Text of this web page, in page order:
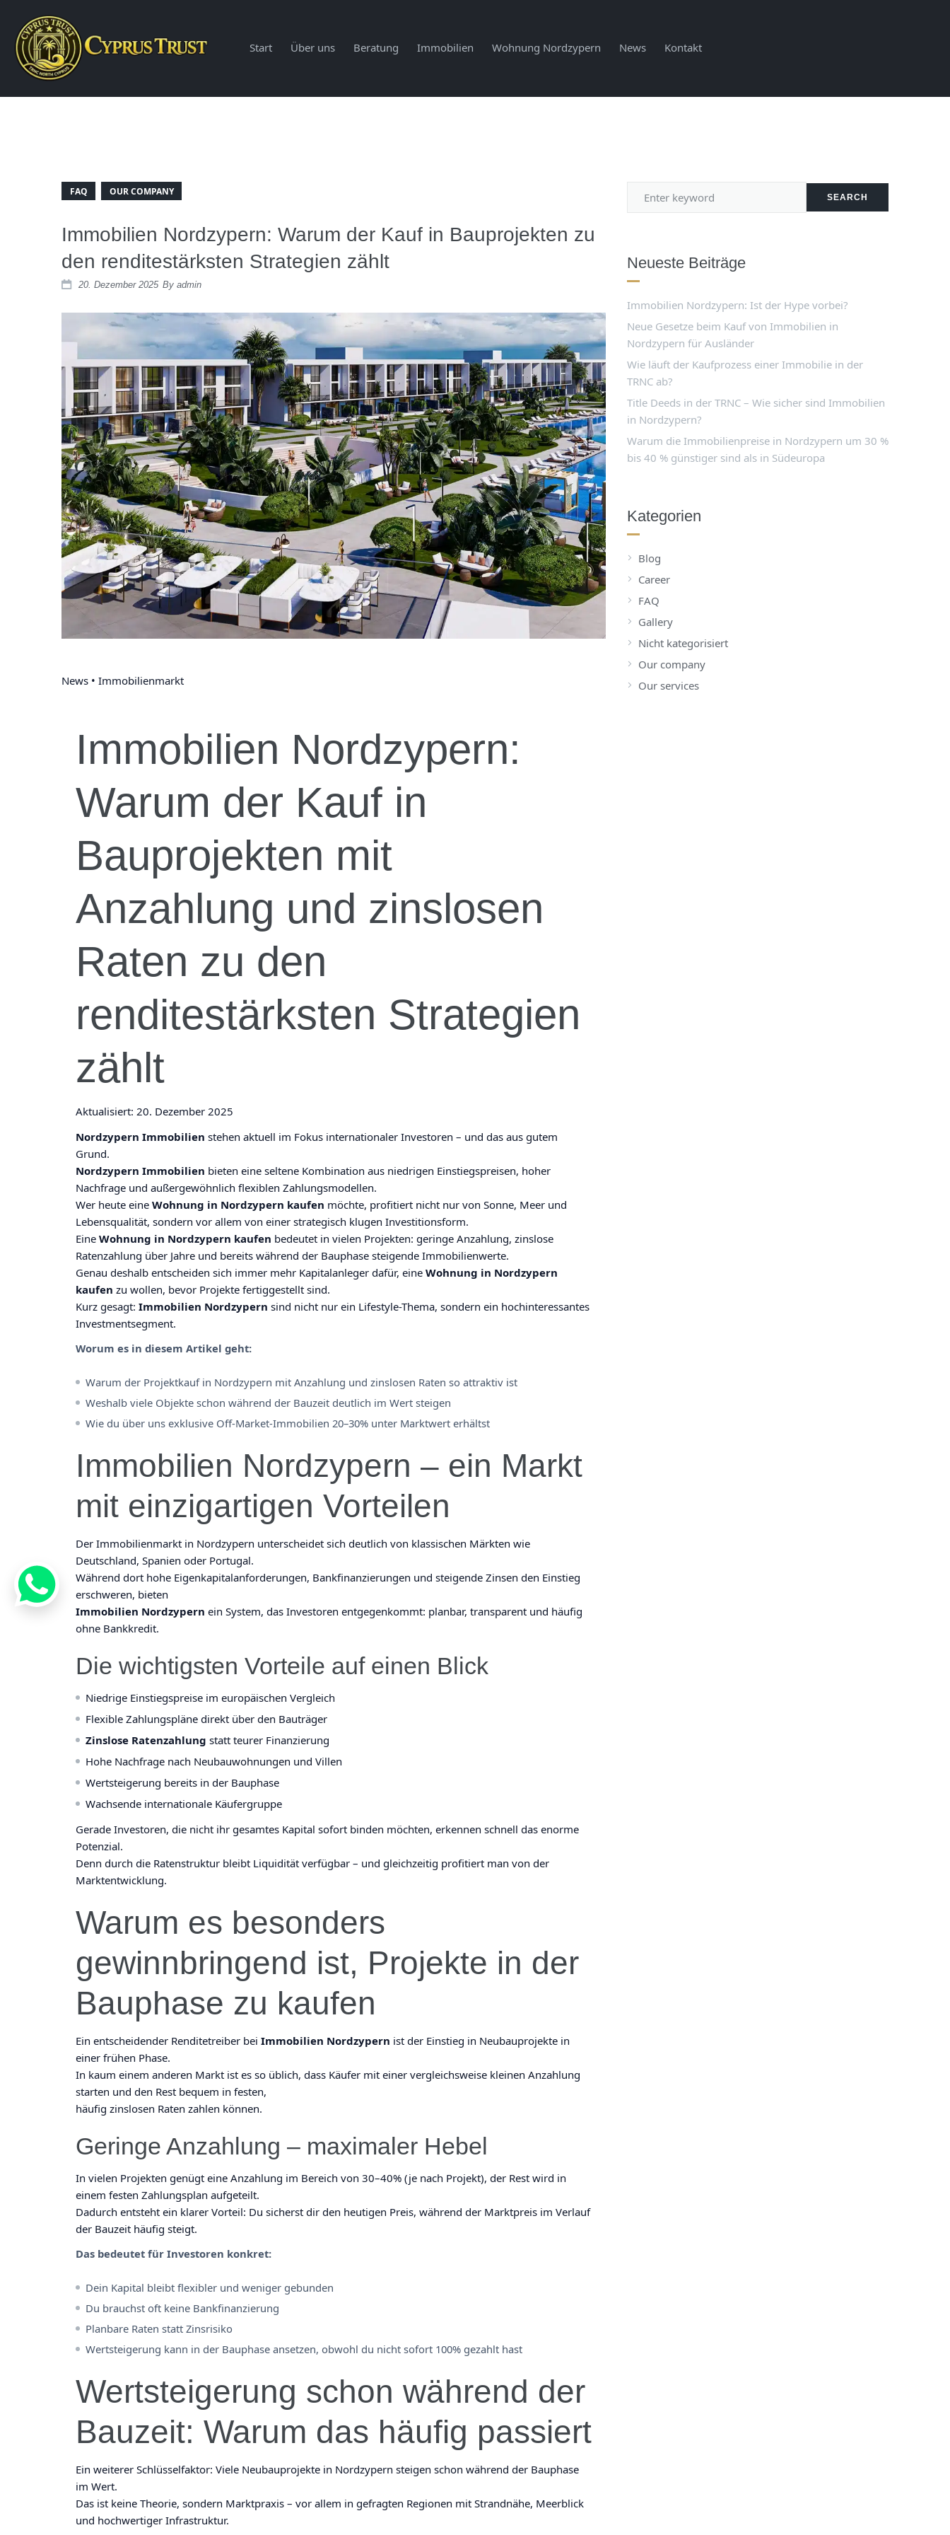
Start Über uns Beratung Immobilien Wohnung Nordzypern News Kontakt
FAQ OUR COMPANY
Immobilien Nordzypern: Warum der Kauf in Bauprojekten zu
den renditestärksten Strategien zählt
20. Dezember 2025 By admin
News • Immobilienmarkt
Immobilien Nordzypern:
Warum der Kauf in
Bauprojekten mit
Anzahlung und zinslosen
Raten zu den
renditestärksten Strategien
zählt
Aktualisiert: 20. Dezember 2025
Nordzypern Immobilien stehen aktuell im Fokus internationaler Investoren – und das aus gutem
Grund.
Nordzypern Immobilien bieten eine seltene Kombination aus niedrigen Einstiegspreisen, hoher
Nachfrage und außergewöhnlich flexiblen Zahlungsmodellen.
Wer heute eine Wohnung in Nordzypern kaufen möchte, profitiert nicht nur von Sonne, Meer und
Lebensqualität, sondern vor allem von einer strategisch klugen Investitionsform.
Eine Wohnung in Nordzypern kaufen bedeutet in vielen Projekten: geringe Anzahlung, zinslose
Ratenzahlung über Jahre und bereits während der Bauphase steigende Immobilienwerte.
Genau deshalb entscheiden sich immer mehr Kapitalanleger dafür, eine Wohnung in Nordzypern
kaufen zu wollen, bevor Projekte fertiggestellt sind.
Kurz gesagt: Immobilien Nordzypern sind nicht nur ein Lifestyle-Thema, sondern ein hochinteressantes
Investmentsegment.
Worum es in diesem Artikel geht:
Warum der Projektkauf in Nordzypern mit Anzahlung und zinslosen Raten so attraktiv ist
Weshalb viele Objekte schon während der Bauzeit deutlich im Wert steigen
Wie du über uns exklusive Off-Market-Immobilien 20–30% unter Marktwert erhältst
Immobilien Nordzypern – ein Markt
mit einzigartigen Vorteilen
Der Immobilienmarkt in Nordzypern unterscheidet sich deutlich von klassischen Märkten wie
Deutschland, Spanien oder Portugal.
Während dort hohe Eigenkapitalanforderungen, Bankfinanzierungen und steigende Zinsen den Einstieg
erschweren, bieten
Immobilien Nordzypern ein System, das Investoren entgegenkommt: planbar, transparent und häufig
ohne Bankkredit.
Die wichtigsten Vorteile auf einen Blick
Niedrige Einstiegspreise im europäischen Vergleich
Flexible Zahlungspläne direkt über den Bauträger
Zinslose Ratenzahlung statt teurer Finanzierung
Hohe Nachfrage nach Neubauwohnungen und Villen
Wertsteigerung bereits in der Bauphase
Wachsende internationale Käufergruppe
Gerade Investoren, die nicht ihr gesamtes Kapital sofort binden möchten, erkennen schnell das enorme
Potenzial.
Denn durch die Ratenstruktur bleibt Liquidität verfügbar – und gleichzeitig profitiert man von der
Marktentwicklung.
Warum es besonders
gewinnbringend ist, Projekte in der
Bauphase zu kaufen
Ein entscheidender Renditetreiber bei Immobilien Nordzypern ist der Einstieg in Neubauprojekte in
einer frühen Phase.
In kaum einem anderen Markt ist es so üblich, dass Käufer mit einer vergleichsweise kleinen Anzahlung
starten und den Rest bequem in festen,
häufig zinslosen Raten zahlen können.
Geringe Anzahlung – maximaler Hebel
In vielen Projekten genügt eine Anzahlung im Bereich von 30–40% (je nach Projekt), der Rest wird in
einem festen Zahlungsplan aufgeteilt.
Dadurch entsteht ein klarer Vorteil: Du sicherst dir den heutigen Preis, während der Marktpreis im Verlauf
der Bauzeit häufig steigt.
Das bedeutet für Investoren konkret:
Dein Kapital bleibt flexibler und weniger gebunden
Du brauchst oft keine Bankfinanzierung
Planbare Raten statt Zinsrisiko
Wertsteigerung kann in der Bauphase ansetzen, obwohl du nicht sofort 100% gezahlt hast
Wertsteigerung schon während der
Bauzeit: Warum das häufig passiert
Ein weiterer Schlüsselfaktor: Viele Neubauprojekte in Nordzypern steigen schon während der Bauphase
im Wert.
Das ist keine Theorie, sondern Marktpraxis – vor allem in gefragten Regionen mit Strandnähe, Meerblick
und hochwertiger Infrastruktur.
SEARCH
Neueste Beiträge
Immobilien Nordzypern: Ist der Hype vorbei?
Neue Gesetze beim Kauf von Immobilien in
Nordzypern für Ausländer
Wie läuft der Kaufprozess einer Immobilie in der
TRNC ab?
Title Deeds in der TRNC – Wie sicher sind Immobilien
in Nordzypern?
Warum die Immobilienpreise in Nordzypern um 30 %
bis 40 % günstiger sind als in Südeuropa
Kategorien
Blog
Career
FAQ
Gallery
Nicht kategorisiert
Our company
Our services